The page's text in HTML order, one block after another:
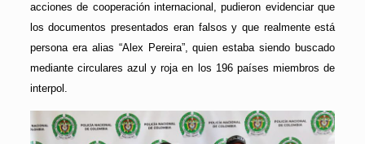
acciones de cooperación internacional, pudieron evidenciar que
los documentos presentados eran falsos y que realmente está
persona era alias “Alex Pereira”, quien estaba siendo buscado
mediante circulares azul y roja en los 196 países miembros de
interpol.